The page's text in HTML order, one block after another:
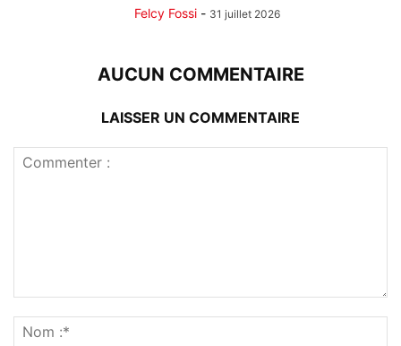
Felcy Fossi - 31 juillet 2026
AUCUN COMMENTAIRE
LAISSER UN COMMENTAIRE